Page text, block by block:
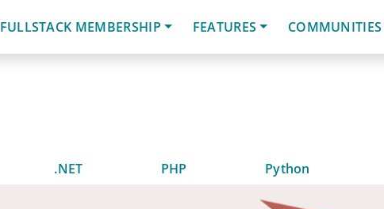
FULLSTACK MEMBERSHIP FEATURES COMMUNITIES
.NET PHP Python